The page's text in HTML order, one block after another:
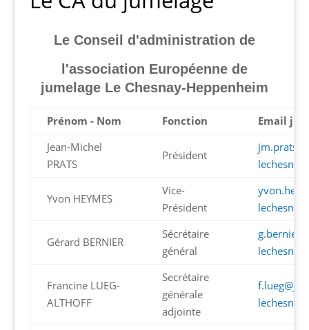
Le Conseil d'administration de
l'association Européenne de
jumelage Le Chesnay-Heppenheim
Prénom - Nom Fonction
Email
Jean-Michel
PRATS
Président
Yvon HEYMES
Vice-
Président
Gérard BERNIER
Sécrétaire
général
Francine LUEG-
ALTHOFF
Secrétaire
générale
adjointe